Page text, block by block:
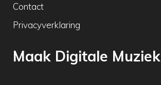
Contact
Privacyverklaring
Maak Digitale Muziek